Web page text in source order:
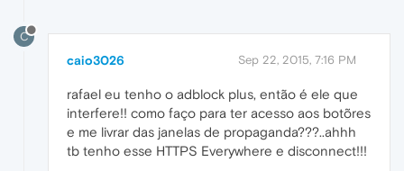
C
caio3026 Sep 22, 2015, 7:16 PM
rafael eu tenho o adblock plus, então é ele que
interfere!! como faço para ter acesso aos botõres
e me livrar das janelas de propaganda???..ahhh
tb tenho esse HTTPS Everywhere e disconnect!!!